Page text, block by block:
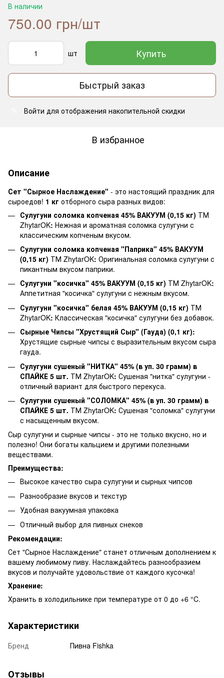
В наличии
750.00 грн/шт
шт Купить
Быстрый заказ
Войти для отображения накопительной скидки
В избранное
Описание
Сет "Сырное Наслаждение" - это настоящий праздник для
сыроедов! 1 кг отборного сыра разных видов:
Сулугуни соломка копченая 45% ВАКУУМ (0,15 кг) ТМ
ZhytarOK: Нежная и ароматная соломка сулугуни с
классическим копченым вкусом.
Сулугуни соломка копченая "Паприка" 45% ВАКУУМ
(0,15 кг) ТМ ZhytarOK: Оригинальная соломка сулугуни с
пикантным вкусом паприки.
Сулугуни "косичка" 45% ВАКУУМ (0,15 кг) ТМ ZhytarOK:
Аппетитная "косичка" сулугуни с нежным вкусом.
Сулугуни "косичка" белая 45% ВАКУУМ (0,15 кг) ТМ
ZhytarOK: Классическая "косичка" сулугуни без добавок.
Сырные Чипсы "Хрустящий Сыр" (Гауда) (0,1 кг):
Хрустящие сырные чипсы с выразительным вкусом сыра
гауда.
Сулугуни сушеный "НИТКА" 45% (в уп. 30 грамм) в
СПАЙКЕ 5 шт. ТМ ZhytarOK: Сушеная "нитка" сулугуни -
отличный вариант для быстрого перекуса.
Сулугуни сушеный "СОЛОМКА" 45% (в уп. 30 грамм) в
СПАЙКЕ 5 шт. ТМ ZhytarOK: Сушеная "соломка" сулугуни
с насыщенным вкусом.
Сыр сулугуни и сырные чипсы - это не только вкусно, но и
полезно! Они богаты кальцием и другими полезными
веществами.
Преимущества:
Высокое качество сыра сулугуни и сырных чипсов
Разнообразие вкусов и текстур
Удобная вакуумная упаковка
Отличный выбор для пивных снеков
Рекомендации:
Сет "Сырное Наслаждение" станет отличным дополнением к
вашему любимому пиву. Наслаждайтесь разнообразием
вкусов и получайте удовольствие от каждого кусочка!
Хранение:
Хранить в холодильнике при температуре от 0 до +6 °C.
Характеристики
Бренд Пивна Fishka
Отзывы